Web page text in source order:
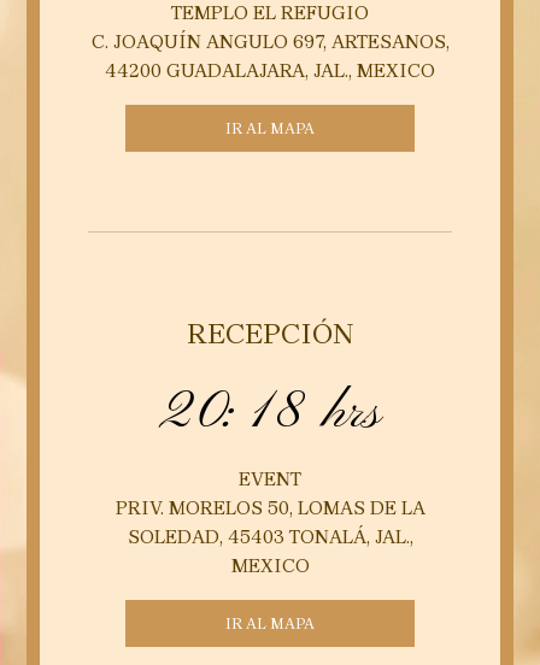
TEMPLO EL REFUGIO
C. JOAQUÍN ANGULO 697, ARTESANOS,
44200 GUADALAJARA, JAL., MEXICO
IR AL MAPA
RECEPCIÓN
20:18 hrs
EVENT
PRIV. MORELOS 50, LOMAS DE LA
SOLEDAD, 45403 TONALÁ, JAL.,
MEXICO
IR AL MAPA